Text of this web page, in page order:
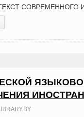
СОВРЕМЕННОГО